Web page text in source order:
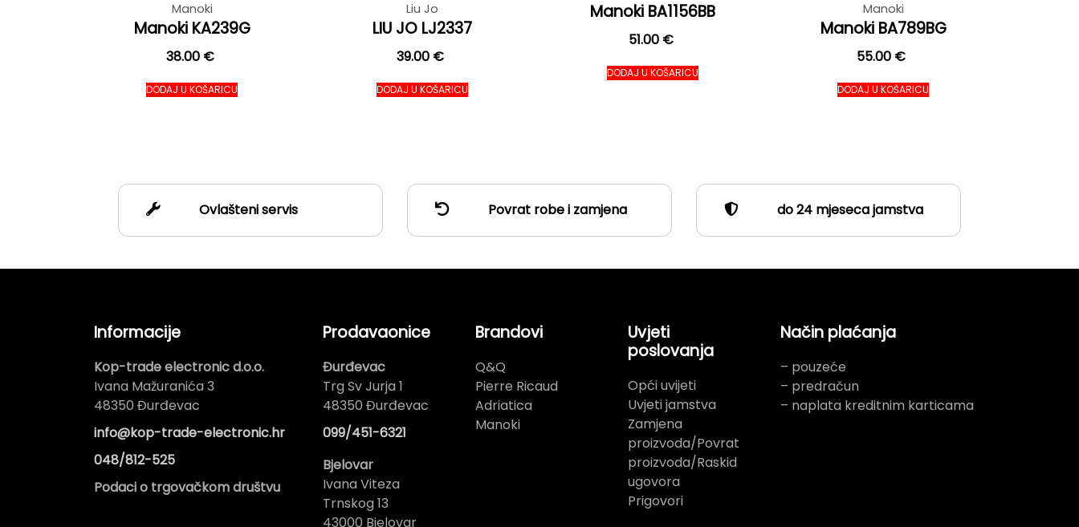
Manoki
Manoki KA239G
38.00 €
DODAJ U KOŠARICU
Liu Jo
LIU JO LJ2337
39.00 €
DODAJ U KOŠARICU
Manoki BA1156BB
51.00 €
DODAJ U KOŠARICU
Manoki
Manoki BA789BG
55.00 €
DODAJ U KOŠARICU
Ovlašteni servis Povrat robe i zamjena do 24 mjeseca jamstva
Informacije
Kop-trade electronic d.o.o.
Ivana Mažuranića 3
48350 Đurđevac
info@kop-trade-electronic.hr
048/812-525
Podaci o trgovačkom društvu
Prodavaonice
Đurđevac
Trg Sv Jurja 1
48350 Đurđevac
099/451-6321
Bjelovar
Ivana Viteza
Trnskog 13
43000 Bjelovar
Brandovi
Q&Q
Pierre Ricaud
Adriatica
Manoki
Uvjeti
poslovanja
Opći uvijeti
Uvjeti jamstva
Zamjena
proizvoda/Povrat
proizvoda/Raskid
ugovora
Prigovori
Način plaćanja
– pouzeće
– predračun
– naplata kreditnim karticama